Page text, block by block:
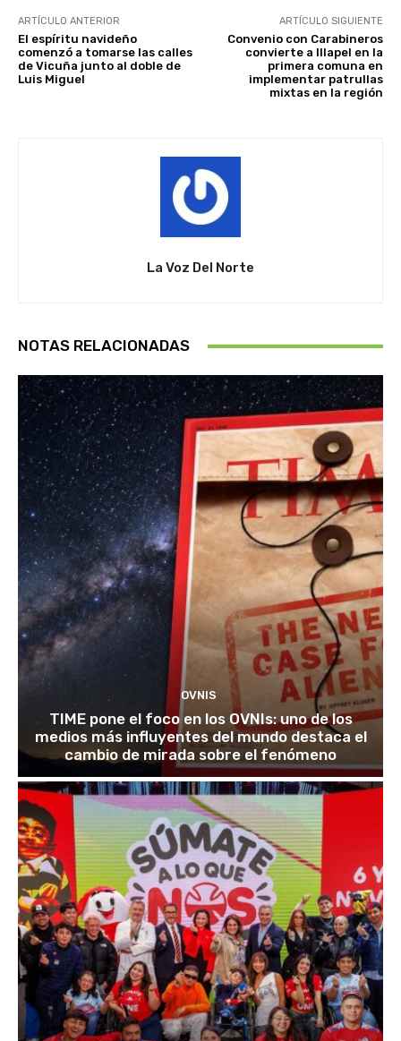
ARTÍCULO ANTERIOR
El espíritu navideño
comenzó a tomarse las calles
de Vicuña junto al doble de
Luis Miguel
ARTÍCULO SIGUIENTE
Convenio con Carabineros
convierte a Illapel en la
primera comuna en
implementar patrullas
mixtas en la región
La Voz Del Norte
NOTAS RELACIONADAS
OVNIS
TIME pone el foco en los OVNIs: uno de los
medios más influyentes del mundo destaca el
cambio de mirada sobre el fenómeno